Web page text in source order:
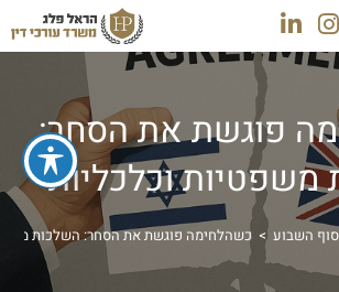
פוגשת את הסחר:
משפטיות וכלכליות
השבוע > כשהלחימה פוגשת את הסחר: השלכות